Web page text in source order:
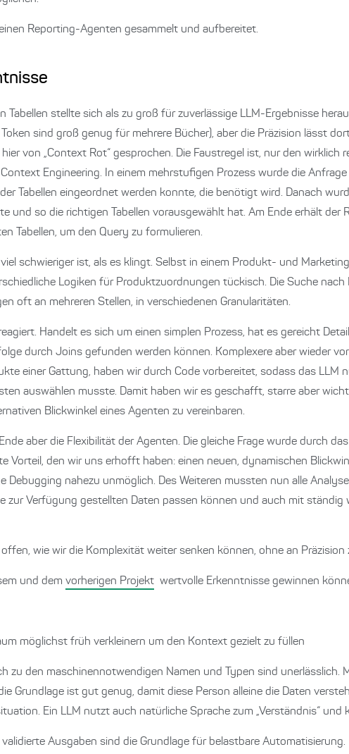
Reporting-Agenten gesammelt und aufbereitet.
stellte sich als zu groß für zuverlässige LLM-Ergebnisse
sind groß genug für mehrere Bücher), aber die Präzision lässt
von „Context Rot“ gesprochen. Die Faustregel ist, nur den wirklich
Engineering. In einem mehrstufigen Prozess wurde die
Tabellen eingeordnet werden konnte, die benötigt wird. Danach
und so die richtigen Tabellen vorausgewählt hat. Am Ende erhält der
Tabellen, um den Query zu formulieren.
viel schwieriger ist, als es klingt. Selbst in einem Produkt- und
Logiken für Produktzuordnungen tückisch. Die Suche nach
oft an mehreren Stellen, in verschiedenen Granularitäten.
Handelt es sich um einen simplen Prozess, hat es gereicht
durch Joins gefunden werden können. Komplexere aber wieder
einer Gattung, haben wir durch Code vorbereitet, sodass das LLM
auswählen musste. Damit haben wir es geschafft, starre aber
Blickwinkel eines Agenten zu vereinbaren.
aber die Flexibilität der Agenten. Die gleiche Frage wurde durch
Vorteil, den wir uns erhofft haben: einen neuen, dynamischen
Debugging nahezu unmöglich. Des Weiteren mussten nun alle
zur Verfügung gestellten Daten passen können und auch mit ständig
wie wir die Komplexität weiter senken können, ohne an Präzision
und dem vorherigen Projekt wertvolle Erkenntnisse gewinnen
möglichst früh verkleinern um den Kontext gezielt zu füllen
zu den maschinennotwendigen Namen und Typen sind unerlässlich.
Grundlage ist gut genug, damit diese Person alleine die Daten
Ein LLM nutzt auch natürliche Sprache zum „Verständnis“ und
Ausgaben sind die Grundlage für belastbare Automatisierung.